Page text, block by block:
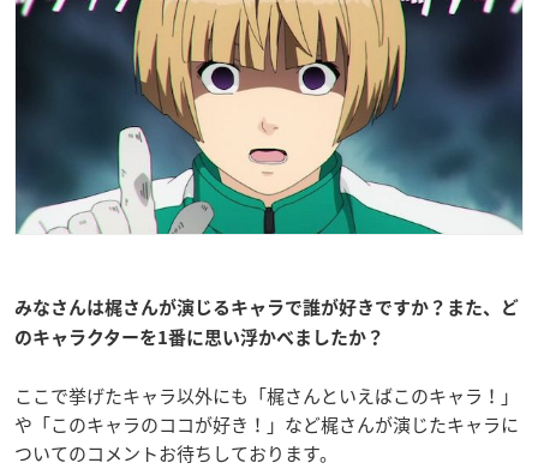
みなさんは梶さんが演じるキャラで誰が好きですか？また、ど
のキャラクターを1番に思い浮かべましたか？
ここで挙げたキャラ以外にも「梶さんといえばこのキャラ！」
や「このキャラのココが好き！」など梶さんが演じたキャラに
ついてのコメントお待ちしております。